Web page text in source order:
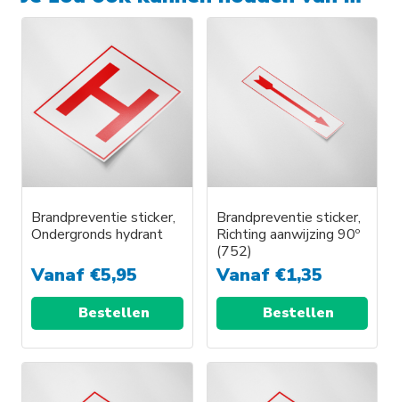
Brandpreventie sticker,
Ondergronds hydrant
Vanaf €5,95
Bestellen
Brandpreventie sticker,
Richting aanwijzing 90º
(752)
Vanaf €1,35
Bestellen